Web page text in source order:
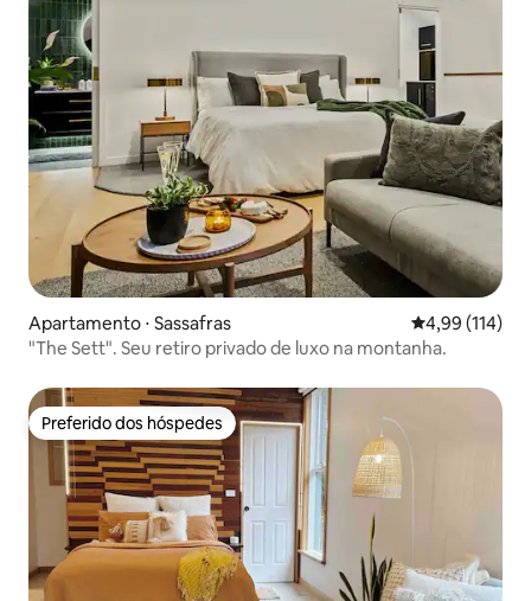
Apartamento ⋅ Sassafras 4,99 de uma
4,99 (114)
"The Sett". Seu retiro privado de luxo na montanha.
Preferido dos hóspedes
Preferido dos hóspedes